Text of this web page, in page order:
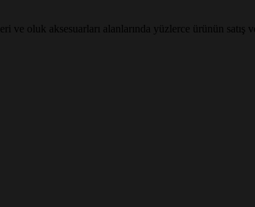
oluk aksesuarları alanlarında yüzlerce ürünün satış